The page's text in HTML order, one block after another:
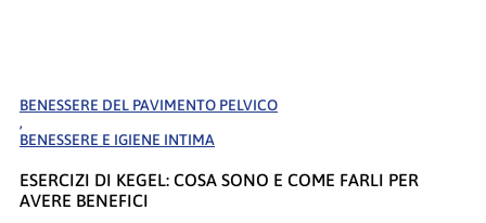
BENESSERE DEL PAVIMENTO PELVICO
,
BENESSERE E IGIENE INTIMA
ESERCIZI DI KEGEL: COSA SONO E COME FARLI PER
AVERE BENEFICI